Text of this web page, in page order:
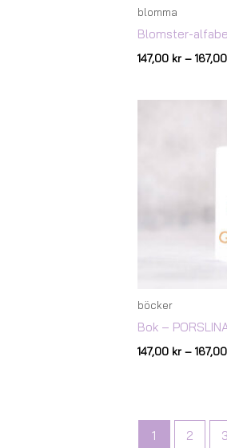
blomma
Blomster-
147,00 kr – 167,00
böcker
Bok –
147,00 kr – 167,00
1 2 3